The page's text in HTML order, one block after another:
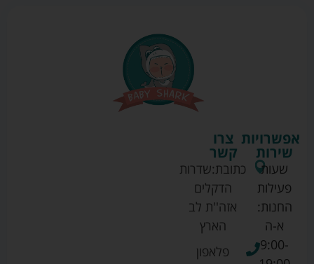
צרו
קשר
כתובת:שדרות
הדקלים
אזה''ת לב
הארץ
פלאפון
אפשרויות
שירות
שעות
פעילות
החנות:
א-ה
9:00-